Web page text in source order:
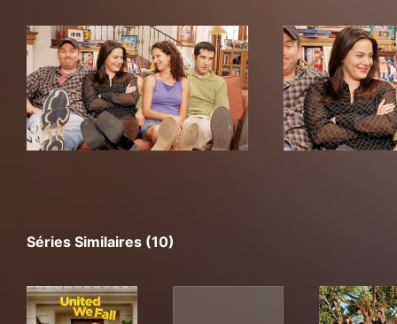
Séries Similaires (10)